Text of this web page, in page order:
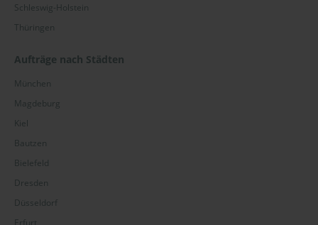
Schleswig-Holstein
Thüringen
Aufträge nach Städten
München
Magdeburg
Kiel
Bautzen
Bielefeld
Dresden
Düsseldorf
Erfurt